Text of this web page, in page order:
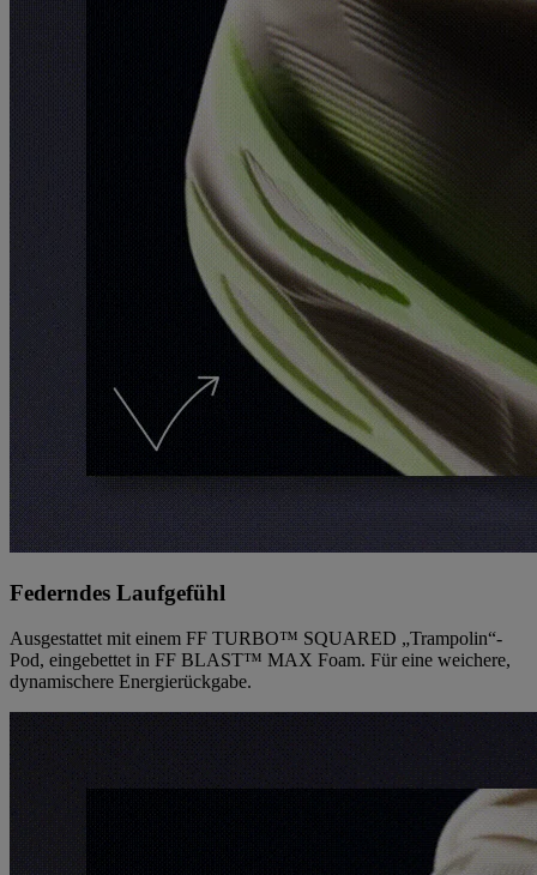
Federndes Laufgefühl
Ausgestattet mit einem FF TURBO™ SQUARED „Trampolin“-
Pod, eingebettet in FF BLAST™ MAX Foam. Für eine weichere,
dynamischere Energierückgabe.